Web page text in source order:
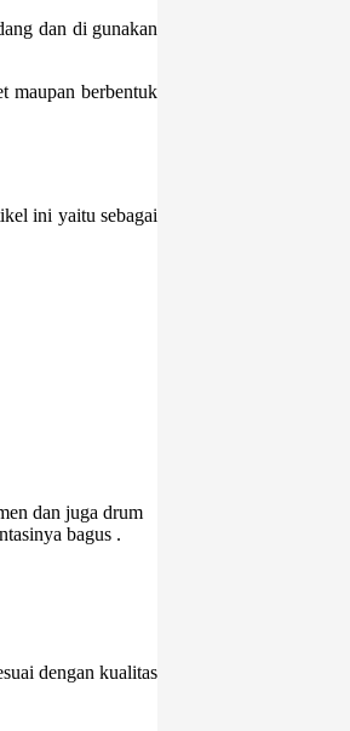
dan di gunakan
maupan berbentuk
ini yaitu sebagai
dan juga drum
bagus .
dengan kualitas